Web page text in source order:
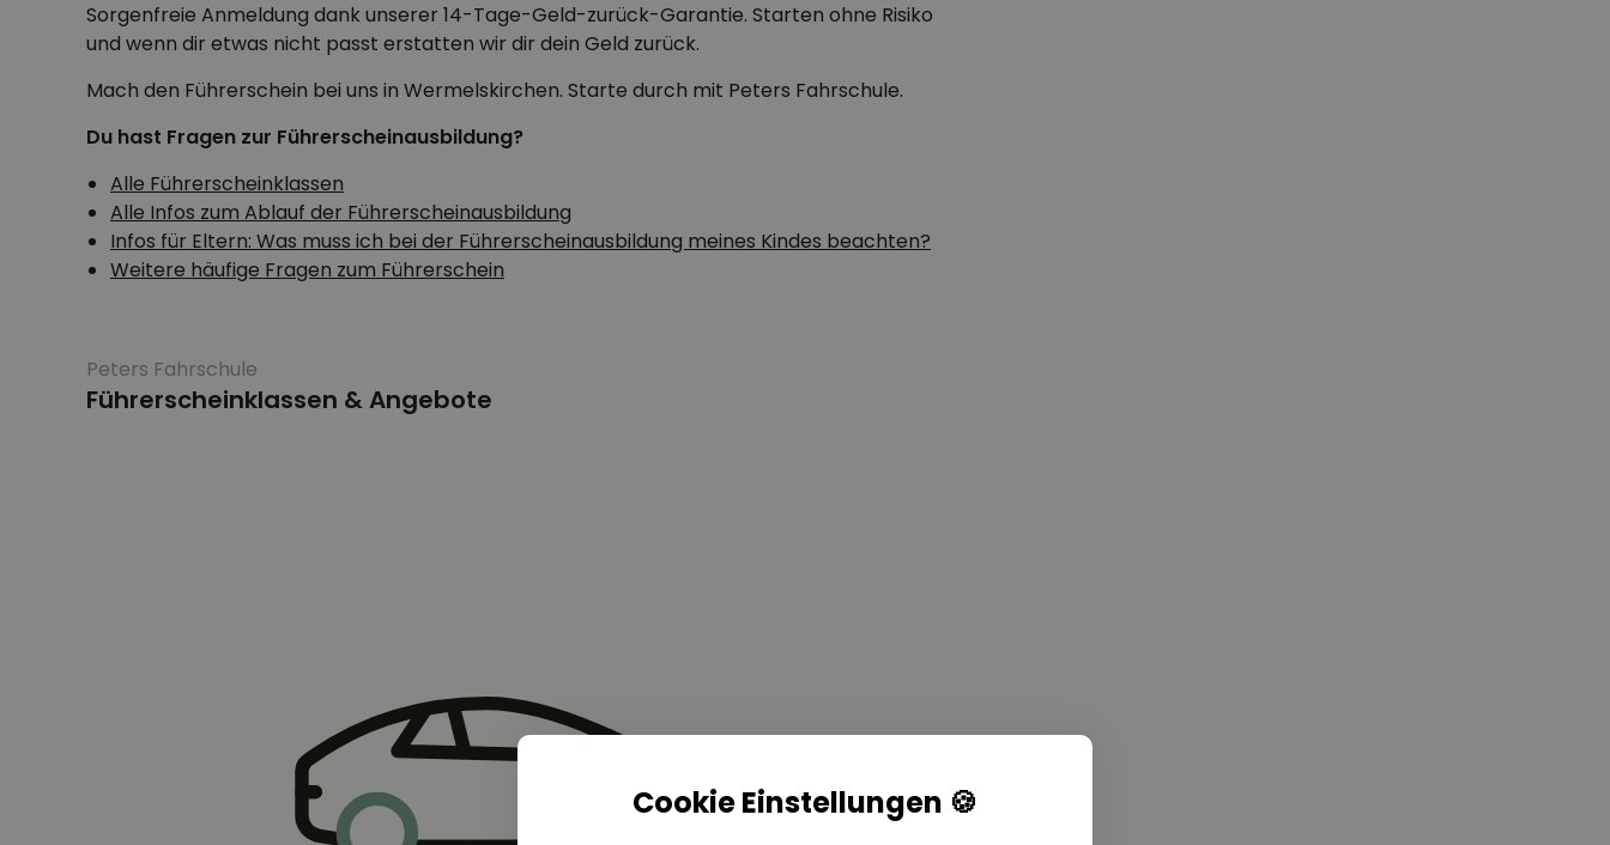
Sorgenfreie Anmeldung dank unserer 14-Tage-Geld-zurück-Garantie. Starten ohne Risiko
und wenn dir etwas nicht passt erstatten wir dir dein Geld zurück.
Mach den Führerschein bei uns in Wermelskirchen. Starte durch mit Peters Fahrschule.
Du hast Fragen zur Führerscheinausbildung?
Alle Führerscheinklassen
Alle Infos zum Ablauf der Führerscheinausbildung
Infos für Eltern: Was muss ich bei der Führerscheinausbildung meines Kindes beachten?
Weitere häufige Fragen zum Führerschein
Peters Fahrschule
Führerscheinklassen & Angebote
Cookie Einstellungen 🍪